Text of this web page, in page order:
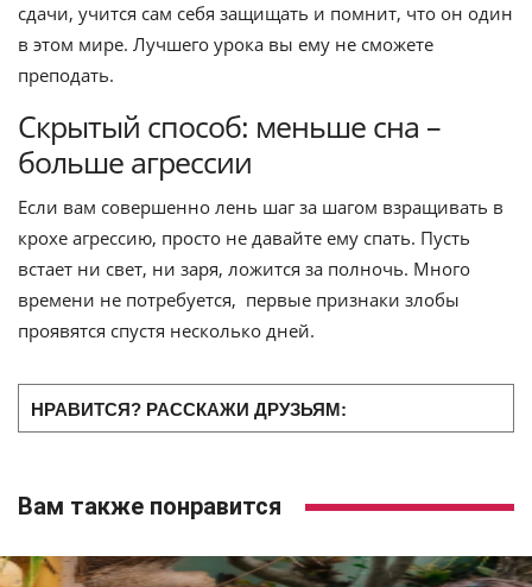
сдачи, учится сам себя защищать и помнит, что он один
в этом мире. Лучшего урока вы ему не сможете
преподать.
Скрытый способ: меньше сна –
больше агрессии
Если вам совершенно лень шаг за шагом взращивать в
крохе агрессию, просто не давайте ему спать. Пусть
встает ни свет, ни заря, ложится за полночь. Много
времени не потребуется, первые признаки злобы
проявятся спустя несколько дней.
НРАВИТСЯ? РАССКАЖИ ДРУЗЬЯМ:
Вам также понравится